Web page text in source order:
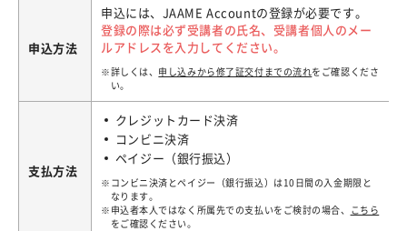
申込方法
申込には、JAAME Accountの登録が必要です。
登録の際は必ず受講者の氏名、受講者個人のメー
ルアドレスを入力してください。
詳しくは、 申し込みから修了証交付までの流れをご確認くださ
い。
支払方法
クレジットカード決済
コンビニ決済
ペイジー（銀行振込）
コンビニ決済とペイジー（銀行振込）は10日間の入金期限と
なります。
申込者本人ではなく所属先での支払いをご検討の場合、 こちら
をご確認ください。